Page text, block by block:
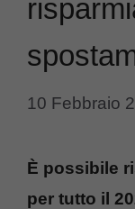
10 Febbraio
È possibile
per tutto il